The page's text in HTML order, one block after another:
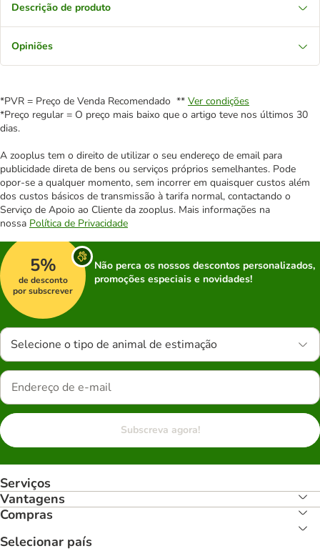
Descrição de produto
Opiniões
*PVR = Preço de Venda Recomendado ** Ver condições
*Preço regular = O preço mais baixo que o artigo teve nos últimos 30
dias.
A zooplus tem o direito de utilizar o seu endereço de email para
publicidade direta de bens ou serviços próprios semelhantes. Pode
opor-se a qualquer momento, sem incorrer em quaisquer custos além
dos custos básicos de transmissão à tarifa normal, contactando o
Serviço de Apoio ao Cliente da zooplus. Mais informações na
nossa Política de Privacidade
5%
de desconto
por subscrever
Não perca os nossos descontos personalizados,
promoções especiais e novidades!
Selecione o tipo de animal de estimação
Subscreva agora!
Serviços
Vantagens
Compras
Selecionar país